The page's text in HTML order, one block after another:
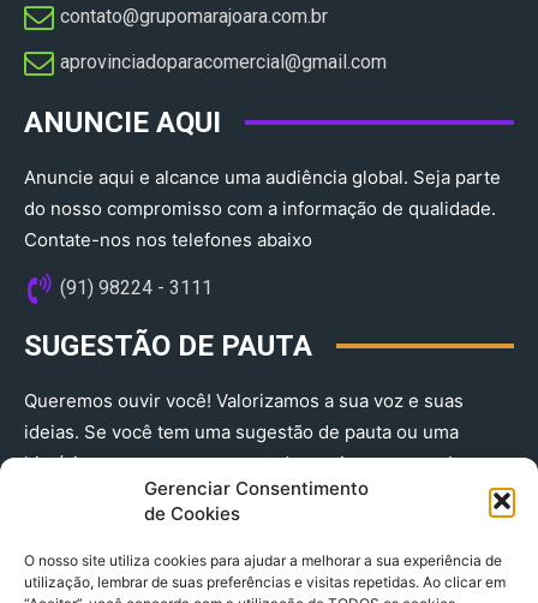
Gerenciar Consentimento
de Cookies
O nosso site utiliza cookies para ajudar a melhorar a sua experiência de
utilização, lembrar de suas preferências e visitas repetidas. Ao clicar em
contato@grupomarajoara.com.br
aprovinciadoparacomercial@gmail.com​
ANUNCIE AQUI
Anuncie aqui e alcance uma audiência global. Seja parte
do nosso compromisso com a informação de qualidade.
Contate-nos nos telefones abaixo
(91) 98224 - 3111
SUGESTÃO DE PAUTA
Queremos ouvir você! Valorizamos a sua voz e suas
ideias. Se você tem uma sugestão de pauta ou uma
história que merece ser contada, envie-nos agora!
(91) 98224 - 3111